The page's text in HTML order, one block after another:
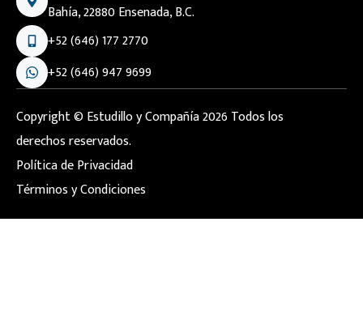
Bahía, 22880 Ensenada, B.C.
+52 (646) 177 2770
+52 (646) 947 9699
Copyright © Estudillo y Compañía 2026 Todos los
derechos reservados.
Política de Privacidad
Términos y Condiciones